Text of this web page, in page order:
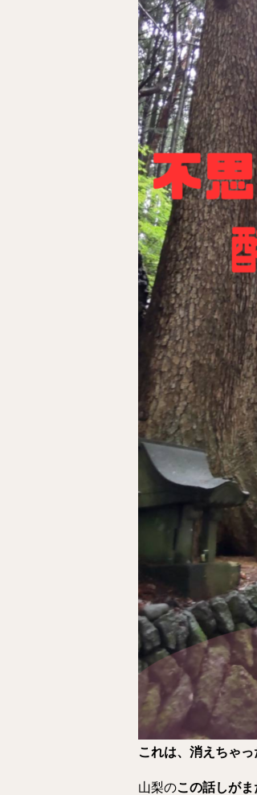
これは、消えちゃ
山梨のこの話しが